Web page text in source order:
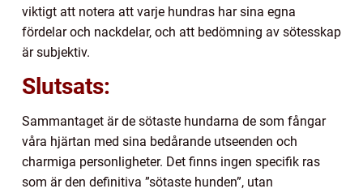
viktigt att notera att varje hundras har sina egna
fördelar och nackdelar, och att bedömning av sötesskap
är subjektiv.
Slutsats:
Sammantaget är de sötaste hundarna de som fångar
våra hjärtan med sina bedårande utseenden och
charmiga personligheter. Det finns ingen specifik ras
som är den definitiva ”sötaste hunden”, utan